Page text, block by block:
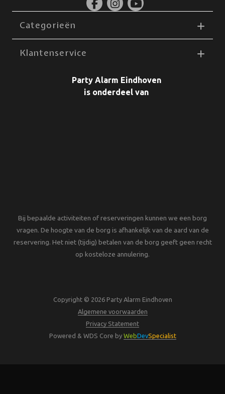
Categorieën
Klantenservice
Party Alarm Eindhoven
is onderdeel van
Bij bepaalde activiteiten of reserveringen kunnen we een borg
vragen. De hoogte van de borg is afhankelijk van de aard van de
reservering. Het niet (tijdig) betalen van de borg geeft geen recht
op kosteloze annulering.
Copyright © 2026 Party Alarm Eindhoven
Algemene voorwaarden
Privacy Statement
Powered & WDS Core by WebDevSpecialist